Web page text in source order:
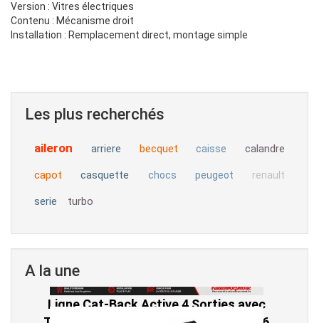
Version : Vitres électriques
Contenu : Mécanisme droit
Installation : Remplacement direct, montage simple
Les plus recherchés
aileron arriere becquet caisse calandre
capot casquette chocs peugeot renault
serie turbo
A la une